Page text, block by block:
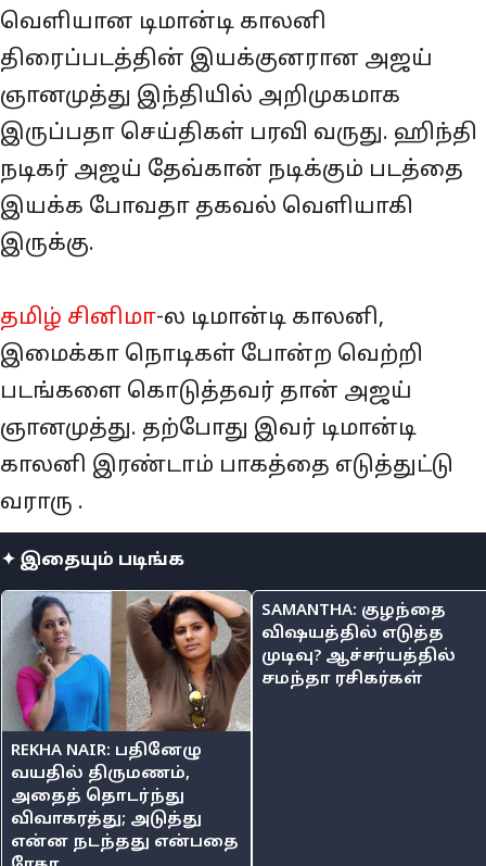
வெளியான டிமான்டி காலனி
திரைப்படத்தின் இயக்குனரான அஜய்
ஞானமுத்து இந்தியில் அறிமுகமாக
இருப்பதா செய்திகள் பரவி வருது. ஹிந்தி
நடிகர் அஜய் தேவ்கான் நடிக்கும் படத்தை
இயக்க போவதா தகவல் வெளியாகி
இருக்கு.
தமிழ் சினிமா-ல டிமான்டி காலனி,
இமைக்கா நொடிகள் போன்ற வெற்றி
படங்களை கொடுத்தவர் தான் அஜய்
ஞானமுத்து. தற்போது இவர் டிமான்டி
காலனி இரண்டாம் பாகத்தை எடுத்துட்டு
வராரு .
✦ இதையும் படிங்க
REKHA NAIR: பதினேழு
வயதில் திருமணம்,
அதைத் தொடர்ந்து
விவாகரத்து; அடுத்து
என்ன நடந்தது என்பதை
SAMANTHA: குழந்தை
விஷயத்தில் எடுத்த
முடிவு? ஆச்சர்யத்தில்
சமந்தா ரசிகர்கள்